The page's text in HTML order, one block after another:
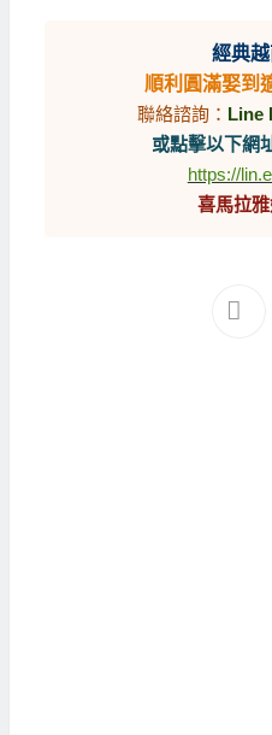
經典
順利圓滿娶到
聯絡諮詢： Line
或點擊以下網
https://
喜馬拉